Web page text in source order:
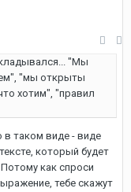
"Мы
"мы открыты
хотим", "правил
в таком виде - виде
который будет
как спроси
тебе скажут